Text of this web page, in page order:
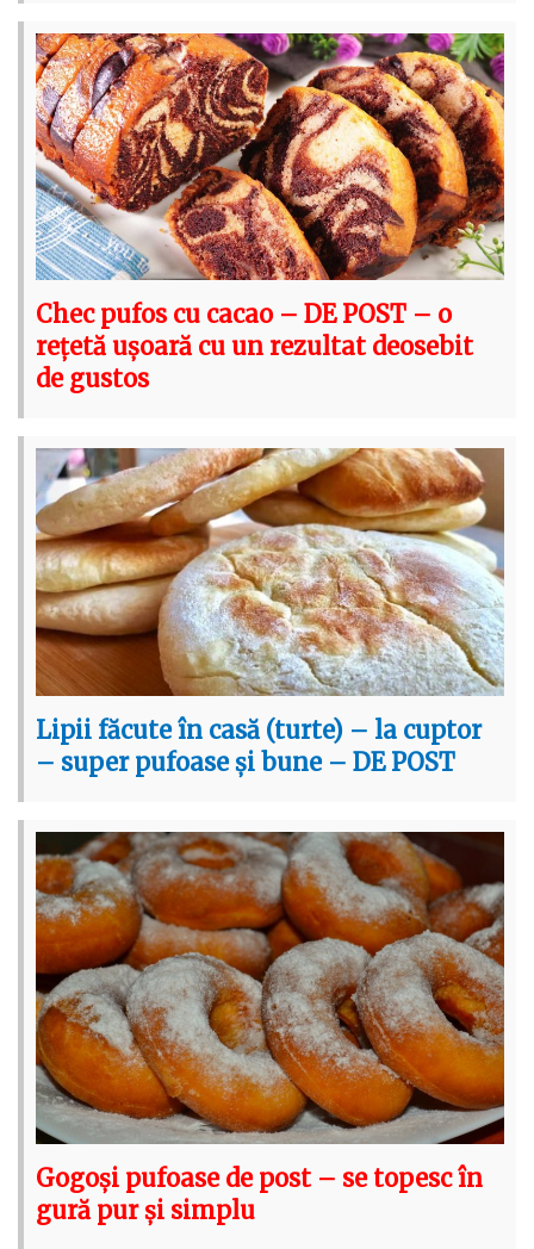
Chec pufos cu cacao – DE POST – o
rețetă ușoară cu un rezultat deosebit
de gustos
Lipii făcute în casă (turte) – la cuptor
– super pufoase și bune – DE POST
Gogoși pufoase de post – se topesc în
gură pur și simplu